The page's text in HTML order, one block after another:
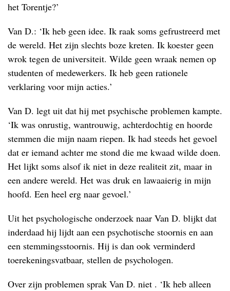
het Torentje?’
Van D.: ‘Ik heb geen idee. Ik raak soms gefrustreerd met
de wereld. Het zijn slechts boze kreten. Ik koester geen
wrok tegen de universiteit. Wilde geen wraak nemen op
studenten of medewerkers. Ik heb geen rationele
verklaring voor mijn acties.’
Van D. legt uit dat hij met psychische problemen kampte.
‘Ik was onrustig, wantrouwig, achterdochtig en hoorde
stemmen die mijn naam riepen. Ik had steeds het gevoel
dat er iemand achter me stond die me kwaad wilde doen.
Het lijkt soms alsof ik niet in deze realiteit zit, maar in
een andere wereld. Het was druk en lawaaierig in mijn
hoofd. Een heel erg naar gevoel.’
Uit het psychologische onderzoek naar Van D. blijkt dat
inderdaad hij lijdt aan een psychotische stoornis en aan
een stemmingsstoornis. Hij is dan ook verminderd
toerekeningsvatbaar, stellen de psychologen.
Over zijn problemen sprak Van D. niet . ‘Ik heb alleen